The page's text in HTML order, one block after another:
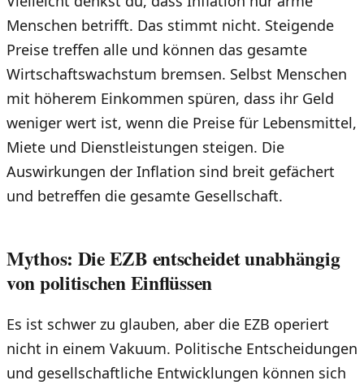
Menschen betrifft. Das stimmt nicht. Steigende
Preise treffen alle und können das gesamte
Wirtschaftswachstum bremsen. Selbst Menschen
mit höherem Einkommen spüren, dass ihr Geld
weniger wert ist, wenn die Preise für Lebensmittel,
Miete und Dienstleistungen steigen. Die
Auswirkungen der Inflation sind breit gefächert
und betreffen die gesamte Gesellschaft.
Mythos: Die EZB entscheidet unabhängig
von politischen Einflüssen
Es ist schwer zu glauben, aber die EZB operiert
nicht in einem Vakuum. Politische Entscheidungen
und gesellschaftliche Entwicklungen können sich